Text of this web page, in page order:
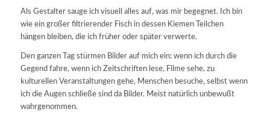
Als Gestalter sauge ich visuell alles auf, was mir begegnet. Ich bin
wie ein großer filtrierender Fisch in dessen Kiemen Teilchen
hängen bleiben, die ich früher oder später verwerte.
Den ganzen Tag stürmen Bilder auf mich ein: wenn ich durch die
Gegend fahre, wenn ich Zeitschriften lese, Filme sehe, zu
kulturellen Veranstaltungen gehe, Menschen besuche, selbst wenn
ich die Augen schließe sind da Bilder. Meist natürlich unbewußt
wahrgenommen.